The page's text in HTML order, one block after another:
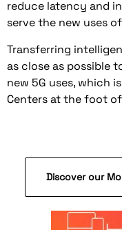
reduce latency and
serve the new uses
Transferring
as close as possible
new 5G uses, which
Centers at the foot
Discover our